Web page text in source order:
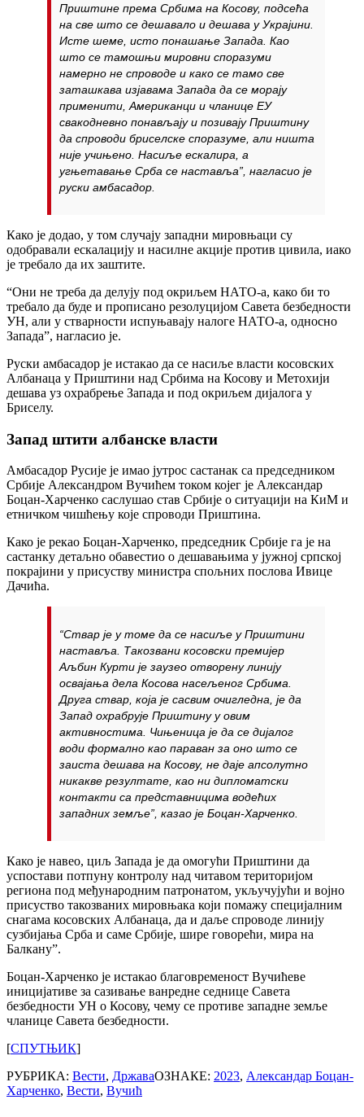
Приштине према Србима на Косову, подсећа
на све што се дешавало и дешава у Украјини.
Исте шеме, исто понашање Запада. Као
што се тамошњи мировни споразуми
намерно не спроводе и како се тамо све
заташкава изјавама Запада да се морају
применити, Американци и чланице ЕУ
свакодневно понављају и позивају Приштину
да спроводи бриселске споразуме, али ништа
није учињено. Насиље ескалира, а
угњетавање Срба се наставља”, нагласио је
руски амбасадор.
Како је додао, у том случају западни мировњаци су
одобравали ескалацију и насилне акције против цивила, иако
је требало да их заштите.
“Они не треба да делују под окриљем НАТО-а, како би то
требало да буде и прописано резолуцијом Савета безбедности
УН, али у стварности испуњавају налоге НАТО-а, односно
Запада”, нагласио је.
Руски амбасадор је истакао да се насиље власти косовских
Албанаца у Приштини над Србима на Косову и Метохији
дешава уз охрабрење Запада и под окриљем дијалога у
Бриселу.
Запад штити албанске власти
Амбасадор Русије је имао јутрос састанак са председником
Србије Александром Вучићем током којег је Александар
Боцан-Харченко саслушао став Србије о ситуацији на КиМ и
етничком чишћењу које спроводи Приштина.
Како је рекао Боцан-Харченко, председник Србије га је на
састанку детаљно обавестио о дешавањима у јужној српској
покрајини у присуству министра спољних послова Ивице
Дачића.
“Ствар је у томе да се насиље у Приштини
наставља. Такозвани косовски премијер
Аљбин Курти је заузео отворену линију
освајања дела Косова насељеног Србима.
Друга ствар, која је сасвим очигледна, је да
Запад охрабрује Приштину у овим
активностима. Чињеница је да се дијалог
води формално као параван за оно што се
заиста дешава на Косову, не даје апсолутно
никакве резултате, као ни дипломатски
контакти са представницима водећих
западних земље”, казао је Боцан-Харченко.
Како је навео, циљ Запада је да омогући Приштини да
успостави потпуну контролу над читавом територијом
региона под међународним патронатом, укључујући и војно
присуство такозваних мировњака који помажу специјалним
снагама косовских Албанаца, да и даље спроводе линију
сузбијања Срба и саме Србије, шире говорећи, мира на
Балкану”.
Боцан-Харченко је истакао благовременост Вучићеве
иницијативе за сазивање ванредне седнице Савета
безбедности УН о Косову, чему се противе западне земље
чланице Савета безбедности.
[СПУТЊИК]
РУБРИКА: Вести, ДржаваОЗНАКЕ: 2023, Александар Боцан-
Харченко, Вести, Вучић